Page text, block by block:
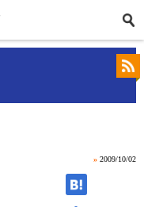
» 2009/10/02
-